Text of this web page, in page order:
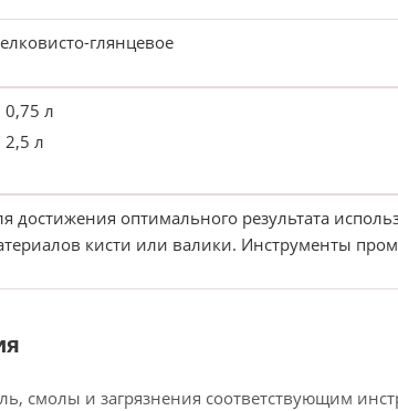
глянцевое
0,75 л
2,5 л
достижения оптимального результата
кисти или валики. Инструменты
смолы и загрязнения соответствующим